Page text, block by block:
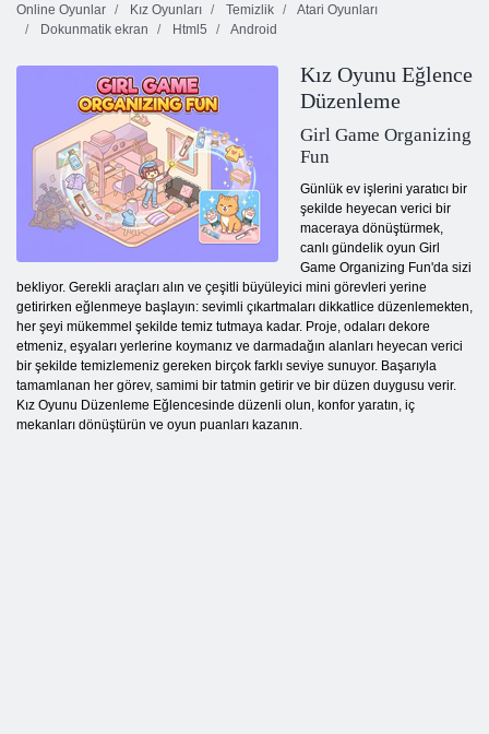
Online Oyunlar
Kız Oyunları Temizlik
Atari Oyunları
Dokunmatik ekran
Html5 Android
Kız Oyunu Eğlence
Düzenleme
Girl Game Organizing
Fun
Günlük ev işlerini yaratıcı bir
şekilde heyecan verici bir
maceraya dönüştürmek,
canlı gündelik oyun Girl
Game Organizing Fun'da sizi
bekliyor. Gerekli araçları alın ve çeşitli büyüleyici mini görevleri yerine
getirirken eğlenmeye başlayın: sevimli çıkartmaları dikkatlice düzenlemekten,
her şeyi mükemmel şekilde temiz tutmaya kadar. Proje, odaları dekore
etmeniz, eşyaları yerlerine koymanız ve darmadağın alanları heyecan verici
bir şekilde temizlemeniz gereken birçok farklı seviye sunuyor. Başarıyla
tamamlanan her görev, samimi bir tatmin getirir ve bir düzen duygusu verir.
Kız Oyunu Düzenleme Eğlencesinde düzenli olun, konfor yaratın, iç
mekanları dönüştürün ve oyun puanları kazanın.